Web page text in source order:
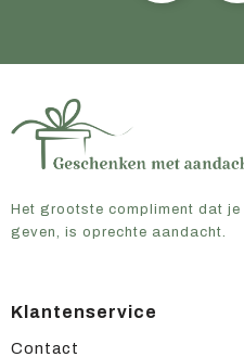
Het grootste compliment dat
geven, is oprechte aandacht.
Klantenservice
Contact